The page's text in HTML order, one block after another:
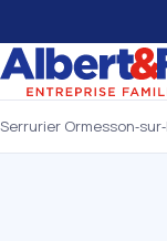
Serrurier